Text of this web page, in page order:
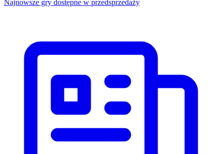
Najnowsze gry dostępne w przedsprzedaży